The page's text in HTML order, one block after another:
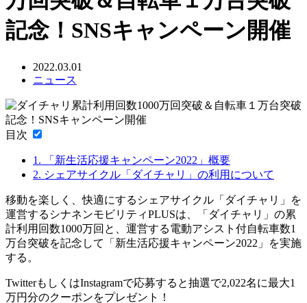
記念！SNSキャンペーン開催
2022.03.01
ニュース
目次
1. 「新生活応援キャンペーン2022」概要
2. シェアサイクル「ダイチャリ」の利用について
移動を楽しく、快適にするシェアサイクル「ダイチャリ」を
運営するシナネンモビリティPLUSは、「ダイチャリ」の累
計利用回数1000万回と、運営する電動アシスト付自転車数1
万台突破を記念して「新生活応援キャンペーン2022」を実施
する。
TwitterもしくはInstagramで応募すると抽選で2,022名に最大1
万円分のクーポンをプレゼント！